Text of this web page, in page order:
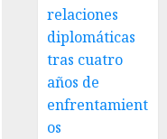
relaciones
diplomáticas
tras cuatro
años de
enfrentamient
os